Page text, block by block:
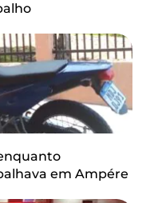
em Ampére